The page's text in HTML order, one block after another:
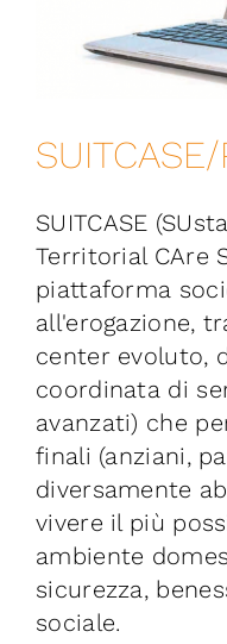
Contatti
Piattaforma First
Piattaforma
SUITCASE
Territorial CAre
piattaforma
all'erogazione,
center evoluto,
coordinata di
avanzati) che
finali (anziani,
diversamente
vivere il più
ambiente
sicurezza,
sociale.